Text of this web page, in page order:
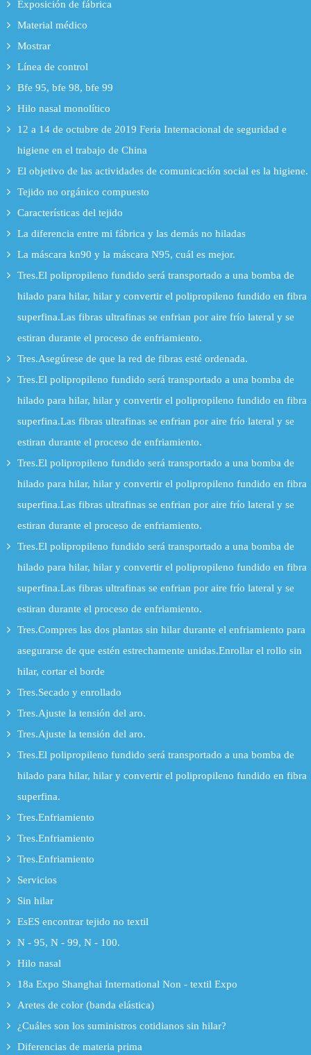
Exposición de fábrica
Material médico
Mostrar
Línea de control
Bfe 95, bfe 98, bfe 99
Hilo nasal monolítico
12 a 14 de octubre de 2019 Feria Internacional de seguridad e
higiene en el trabajo de China
El objetivo de las actividades de comunicación social es la higiene.
Tejido no orgánico compuesto
Características del tejido
La diferencia entre mi fábrica y las demás no hiladas
La máscara kn90 y la máscara N95, cuál es mejor.
Tres.El polipropileno fundido será transportado a una bomba de
hilado para hilar, hilar y convertir el polipropileno fundido en fibra
superfina.Las fibras ultrafinas se enfrian por aire frío lateral y se
estiran durante el proceso de enfriamiento.
Tres.Asegúrese de que la red de fibras esté ordenada.
Tres.El polipropileno fundido será transportado a una bomba de
hilado para hilar, hilar y convertir el polipropileno fundido en fibra
superfina.Las fibras ultrafinas se enfrian por aire frío lateral y se
estiran durante el proceso de enfriamiento.
Tres.El polipropileno fundido será transportado a una bomba de
hilado para hilar, hilar y convertir el polipropileno fundido en fibra
superfina.Las fibras ultrafinas se enfrian por aire frío lateral y se
estiran durante el proceso de enfriamiento.
Tres.El polipropileno fundido será transportado a una bomba de
hilado para hilar, hilar y convertir el polipropileno fundido en fibra
superfina.Las fibras ultrafinas se enfrian por aire frío lateral y se
estiran durante el proceso de enfriamiento.
Tres.Compres las dos plantas sin hilar durante el enfriamiento para
asegurarse de que estén estrechamente unidas.Enrollar el rollo sin
hilar, cortar el borde
Tres.Secado y enrollado
Tres.Ajuste la tensión del aro.
Tres.Ajuste la tensión del aro.
Tres.El polipropileno fundido será transportado a una bomba de
hilado para hilar, hilar y convertir el polipropileno fundido en fibra
superfina.
Tres.Enfriamiento
Tres.Enfriamiento
Tres.Enfriamiento
Servicios
Sin hilar
EsES encontrar tejido no textil
N - 95, N - 99, N - 100.
Hilo nasal
18a Expo Shanghai International Non - textil Expo
Aretes de color (banda elástica)
¿Cuáles son los suministros cotidianos sin hilar?
Diferencias de materia prima